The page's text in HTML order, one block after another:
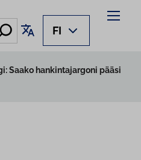
Käännä sivu
FI
Saako hankintajargoni pääsi